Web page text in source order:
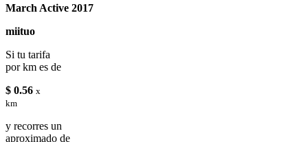
March Active 2017
miituo
Si tu tarifa
por km es de
$ 0.56 x
km
y recorres un
aproximado de